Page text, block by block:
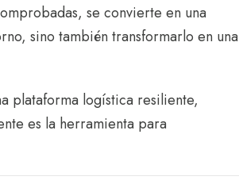
se convierte en una
sino también transformarlo en una
plataforma logística resiliente,
es la herramienta para